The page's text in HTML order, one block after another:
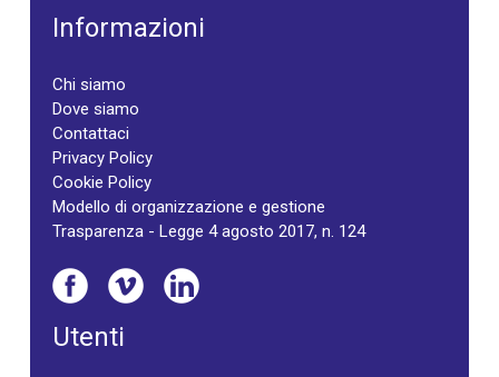
Informazioni
Chi siamo
Dove siamo
Contattaci
Privacy Policy
Cookie Policy
Modello di organizzazione e gestione
Trasparenza - Legge 4 agosto 2017, n. 124
Utenti